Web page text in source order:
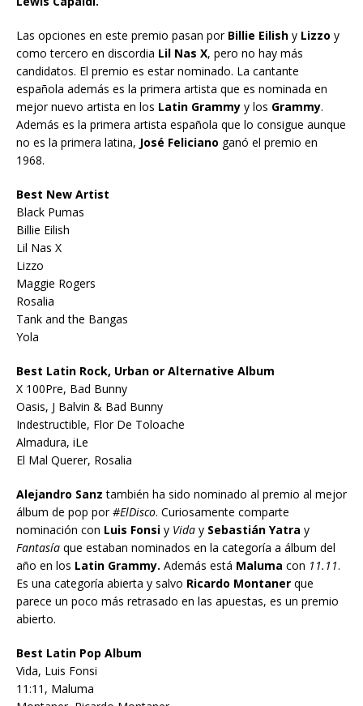
Las opciones en este premio pasan por Billie Eilish y Lizzo y
como tercero en discordia Lil Nas X, pero no hay más
candidatos. El premio es estar nominado. La cantante
española además es la primera artista que es nominada en
mejor nuevo artista en los Latin Grammy y los Grammy.
Además es la primera artista española que lo consigue aunque
no es la primera latina, José Feliciano ganó el premio en
1968.
Best New Artist
Black Pumas
Billie Eilish
Lil Nas X
Lizzo
Maggie Rogers
Rosalia
Tank and the Bangas
Yola
Best Latin Rock, Urban or Alternative Album
X 100Pre, Bad Bunny
Oasis, J Balvin & Bad Bunny
Indestructible, Flor De Toloache
Almadura, iLe
El Mal Querer, Rosalia
Alejandro Sanz también ha sido nominado al premio al mejor
álbum de pop por#ElDisco. Curiosamente comparte
nominación con Luis Fonsi y Vida y Sebastián Yatra y
Fantasía que estaban nominados en la categoría a álbum del
año en los Latin Grammy. Además está Maluma con 11.11.
Es una categoría abierta y salvo Ricardo Montaner que
parece un poco más retrasado en las apuestas, es un premio
abierto.
Best Latin Pop Album
Vida, Luis Fonsi
11:11, Maluma